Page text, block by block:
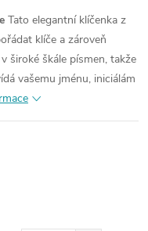
Tato elegantní klíčenka z
klíče a zároveň
široké škále písmen, takže
vašemu jménu, iniciálám